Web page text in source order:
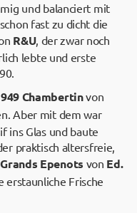
und balanciert mit
fast zu dicht die
R&U, der zwar noch
lebte und erste
Chambertinvon
Aber mit dem war
ins Glas und baute
praktisch altersfreie,
Epenots von Ed.
erstaunliche Frische